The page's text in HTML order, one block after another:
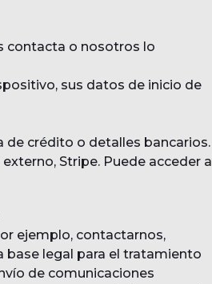
contacta o nosotros lo
sus datos de inicio de
crédito o detalles bancarios.
Stripe. Puede acceder a
ejemplo, contactarnos,
base legal para el tratamiento
de comunicaciones